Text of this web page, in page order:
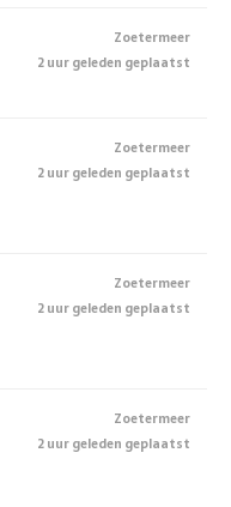
Zoetermeer
2 uur geleden geplaatst
Zoetermeer
2 uur geleden geplaatst
Zoetermeer
2 uur geleden geplaatst
Zoetermeer
2 uur geleden geplaatst